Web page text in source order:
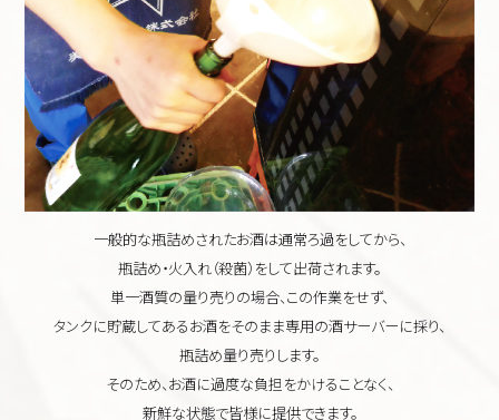
一般的な瓶詰めされたお酒は通常ろ過をしてから、
瓶詰め・火入れ（殺菌）をして出荷されます。
単一酒質の量り売りの場合、この作業をせず、
タンクに貯蔵してあるお酒をそのまま専用の酒サーバーに採り、
瓶詰め量り売りします。
そのため、お酒に過度な負担をかけることなく、
新鮮な状態で皆様に提供できます。